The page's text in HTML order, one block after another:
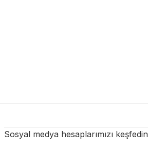
Sosyal medya hesaplarımızı keşfedin